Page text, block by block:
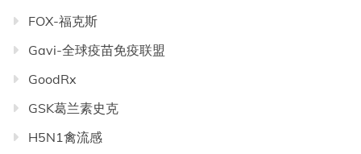
FOX-福克斯
Gavi-全球疫苗免疫联盟
GoodRx
GSK葛兰素史克
H5N1禽流感